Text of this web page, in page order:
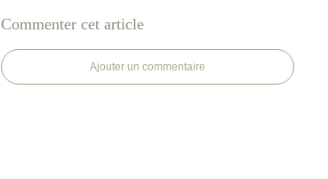
Commenter cet article
Ajouter un commentaire